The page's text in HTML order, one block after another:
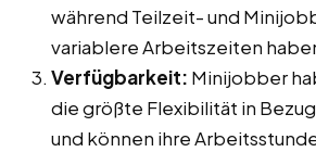
während Teilzeit- und
variablere Arbeitszeiten
Verfügbarkeit: Minijobber
die größte Flexibilität in
und können ihre